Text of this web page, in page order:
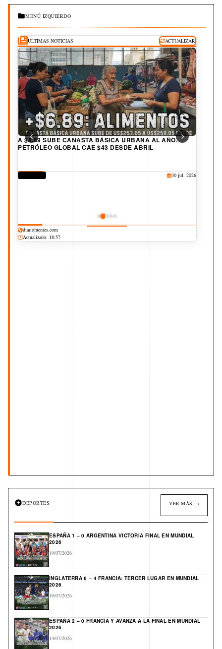
MENÚ IZQUIERDO
ÚLTIMAS NOTICIAS ACTUALIZAR
A $6.89 SUBE CANASTA BÁSICA URBANA AL AÑO.
PETRÓLEO GLOBAL CAE $43 DESDE ABRIL
DERECHOS
30 jul. 2026
diariofuentes.com
Actualizado: 18:57
DEPORTES VER MÁS →
ESPAÑA 1 – 0 ARGENTINA VICTORIA FINAL EN MUNDIAL
2026
19/07/2026
INGLATERRA 6 – 4 FRANCIA: TERCER LUGAR EN MUNDIAL
2026
19/07/2026
ESPAÑA 2 – 0 FRANCIA Y AVANZA A LA FINAL EN MUNDIAL
2026
14/07/2026